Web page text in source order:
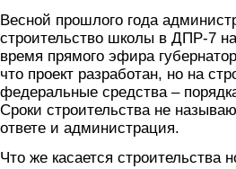
Весной прошлого года
строительство школы в ДПР-7
время прямого эфира
что проект разработан, но на
федеральные средства –
Сроки строительства не
ответе и администрация.
Что же касается